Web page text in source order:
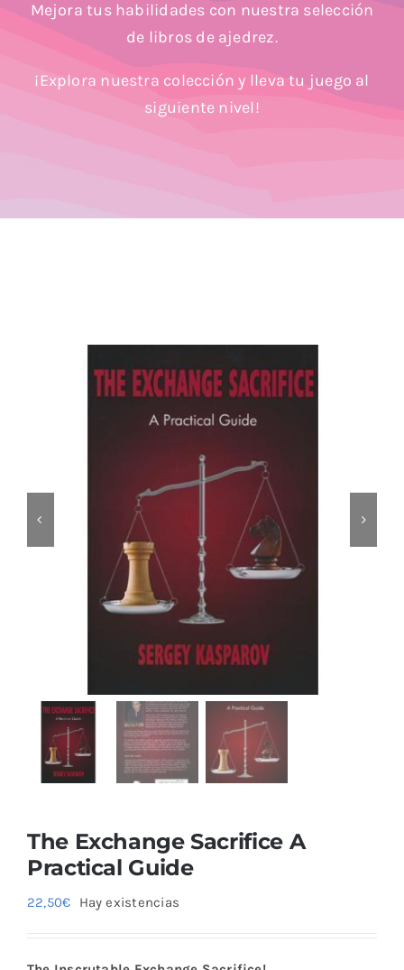
Blog
Mejora tus habilidades con nuestra selección
de libros de ajedrez.
¡Explora nuestra colección y lleva tu juego al
siguiente nivel!
The Exchange Sacrifice A
Practical Guide
22,50€ Hay existencias